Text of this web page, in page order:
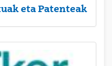
eta Patenteak